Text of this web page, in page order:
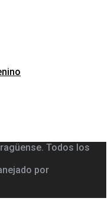
Todos los
por